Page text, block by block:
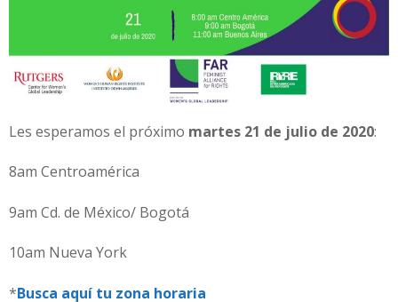
Les esperamos el próximo martes 21 de julio de 2020:
8am Centroamérica
9am Cd. de México/ Bogotá
10am Nueva York
*Busca aquí tu zona horaria